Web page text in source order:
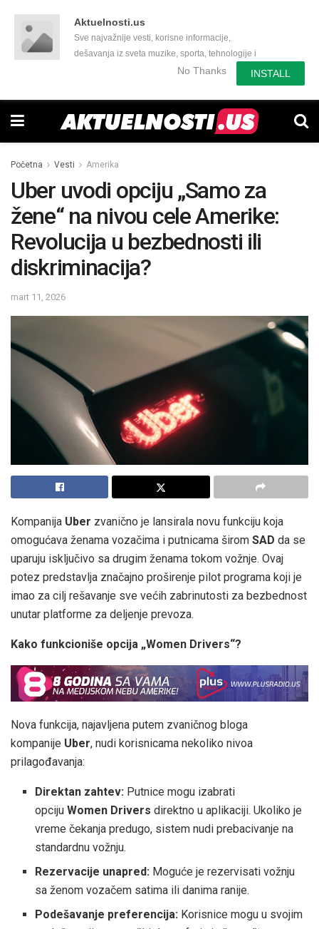
Aktuelnosti.us
Sve najvažnije vesti, korisne informacije,
dešavanja iz sveta muzike, sporta, tehnologije i
još mnogo toga zanimljivog.No Thanks INSTALL
Početna Vesti Amerika
Uber uvodi opciju „Samo za
žene“ na nivou cele Amerike:
Revolucija u bezbednosti ili
diskriminacija?
mart 11, 2026
Kompanija Uber zvanično je lansirala novu funkciju koja
omogućava ženama vozačima i putnicama širom SAD da se
uparuju isključivo sa drugim ženama tokom vožnje. Ovaj
potez predstavlja značajno proširenje pilot programa koji je
imao za cilj rešavanje sve većih zabrinutosti za bezbednost
unutar platforme za deljenje prevoza.
Kako funkcioniše opcija „Women Drivers“?
Nova funkcija, najavljena putem zvaničnog bloga
kompanije Uber, nudi korisnicama nekoliko nivoa
prilagođavanja:
Direktan zahtev: Putnice mogu izabrati
opcijuWomen Drivers direktno u aplikaciji. Ukoliko je
vreme čekanja predugo, sistem nudi prebacivanje na
standardnu vožnju.
Rezervacije unapred: Moguće je rezervisati vožnju
sa ženom vozačem satima ili danima ranije.
Podešavanje preferencija: Korisnice mogu u svojim